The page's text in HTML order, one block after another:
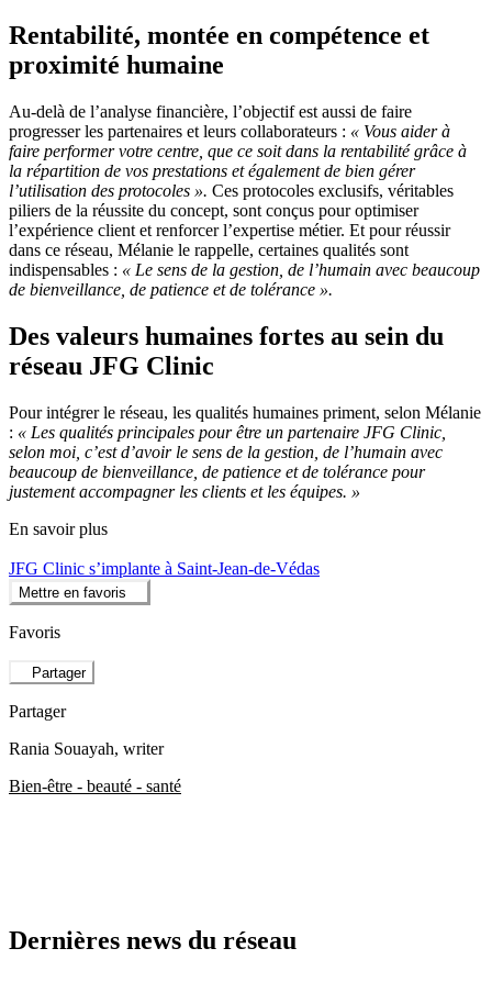
Rentabilité, montée en compétence et
proximité humaine
Au-delà de l’analyse financière, l’objectif est aussi de faire
progresser les partenaires et leurs collaborateurs : « Vous aider à
faire performer votre centre, que ce soit dans la rentabilité grâce à
la répartition de vos prestations et également de bien gérer
l’utilisation des protocoles ». Ces protocoles exclusifs, véritables
piliers de la réussite du concept, sont conçus pour optimiser
l’expérience client et renforcer l’expertise métier. Et pour réussir
dans ce réseau, Mélanie le rappelle, certaines qualités sont
indispensables : « Le sens de la gestion, de l’humain avec beaucoup
de bienveillance, de patience et de tolérance ».
Des valeurs humaines fortes au sein du
réseau JFG Clinic
Pour intégrer le réseau, les qualités humaines priment, selon Mélanie
: « Les qualités principales pour être un partenaire JFG Clinic,
selon moi, c’est d’avoir le sens de la gestion, de l’humain avec
beaucoup de bienveillance, de patience et de tolérance pour
justement accompagner les clients et les équipes. »
En savoir plus
JFG Clinic s’implante à Saint-Jean-de-Védas
Mettre en favoris
Favoris
Partager
Partager
Rania Souayah, writer
Bien-être - beauté - santé
Dernières news du réseau